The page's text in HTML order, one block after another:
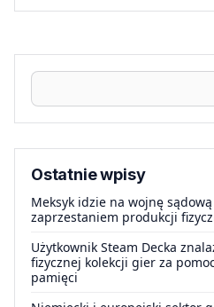
Ostatnie wpisy
Meksyk idzie na wojnę
zaprzestaniem produkcji
Użytkownik Steam Decka
fizycznej kolekcji gier za
pamięci